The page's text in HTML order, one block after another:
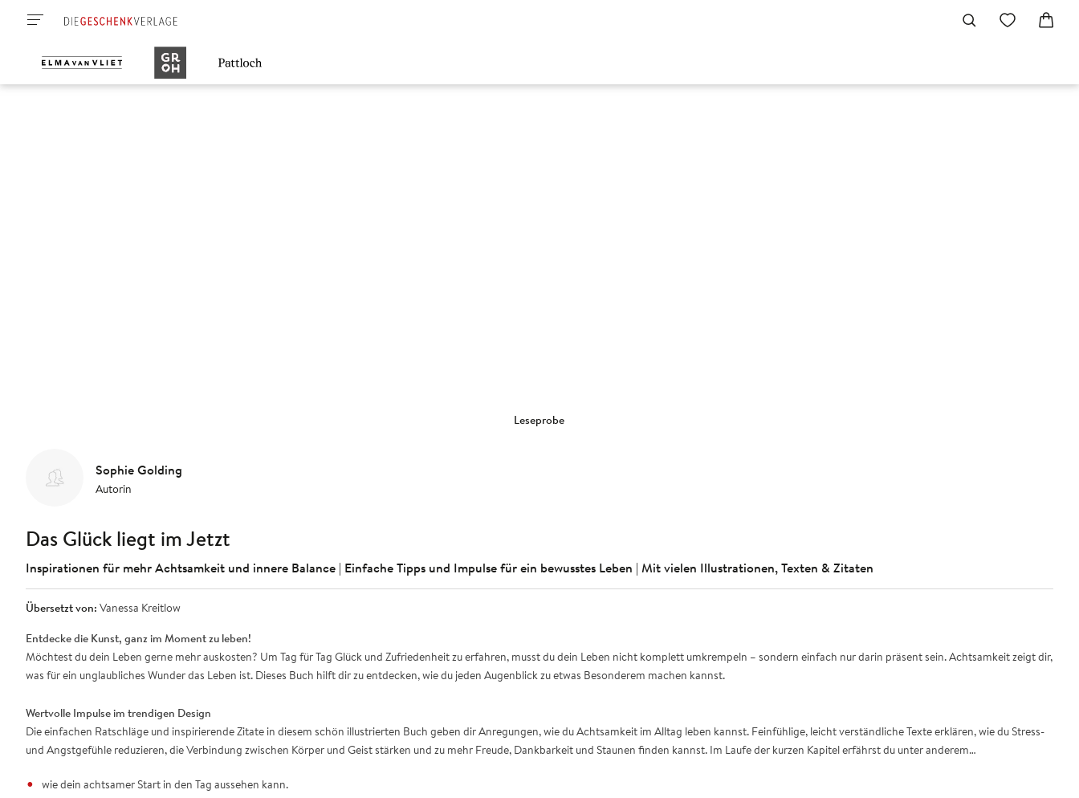
Leseprobe
Sophie Golding
Autorin
Das Glück liegt im Jetzt
Inspirationen für mehr Achtsamkeit und innere Balance | Einfache Tipps und Impulse für ein bewusstes Leben | Mit vielen Illustrationen, Texten & Zitaten
Übersetzt von: Vanessa Kreitlow
Entdecke die Kunst, ganz im Moment zu leben!
Möchtest du dein Leben gerne mehr auskosten? Um Tag für Tag Glück und Zufriedenheit zu erfahren, musst du dein Leben nicht komplett umkrempeln – sondern einfach nur darin präsent sein. Achtsamkeit zeigt dir,
was für ein unglaubliches Wunder das Leben ist. Dieses Buch hilft dir zu entdecken, wie du jeden Augenblick zu etwas Besonderem machen kannst.
Wertvolle Impulse im trendigen Design
Die einfachen Ratschläge und inspirierende Zitate in diesem schön illustrierten Buch geben dir Anregungen, wie du Achtsamkeit im Alltag leben kannst. Feinfühlige, leicht verständliche Texte erklären, wie du Stress-
und Angstgefühle reduzieren, die Verbindung zwischen Körper und Geist stärken und zu mehr Freude, Dankbarkeit und Staunen finden kannst. Im Laufe der kurzen Kapitel erfährst du unter anderem…
wie dein achtsamer Start in den Tag aussehen kann.